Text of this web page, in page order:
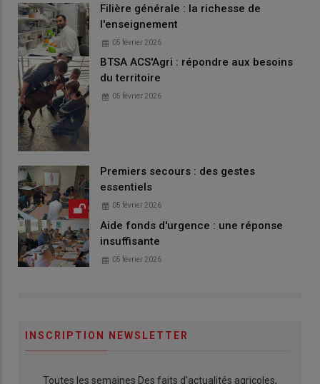
Filière générale : la richesse de
l'enseignement
05 février 2026
BTSA ACS'Agri : répondre aux besoins
du territoire
05 février 2026
Premiers secours : des gestes
essentiels
05 février 2026
Aide fonds d'urgence : une réponse
insuffisante
05 février 2026
INSCRIPTION NEWSLETTER
Toutes les semaines Des faits d'actualités agricoles,